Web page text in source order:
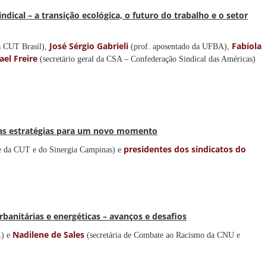
– a transição ecológica, o futuro do trabalho e o setor
CUT Brasil), José Sérgio Gabrieli (prof. aposentado da UFBA), Fabíola
Freire (secretário geral da CSA – Confederação Sindical das Américas)
estratégias para um novo momento
da CUT e do Sinergia Campinas) e presidentes dos sindicatos do
e energéticas – avanços e desafios
e Nadilene de Sales (secretária de Combate ao Racismo da CNU e